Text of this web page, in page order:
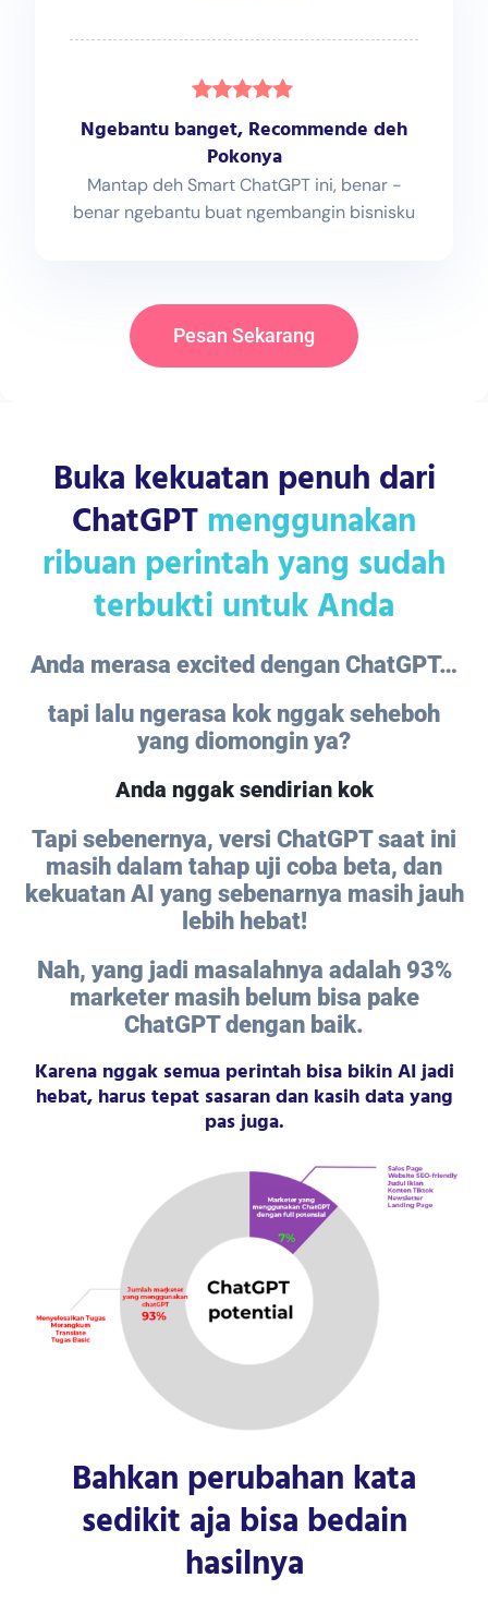
Ngebantu banget, Recommende deh
Pokonya
Mantap deh Smart ChatGPT ini, benar -
benar ngebantu buat ngembangin bisnisku
Pesan Sekarang
Buka kekuatan penuh dari
ChatGPTmenggunakan
ribuan perintah yang sudah
terbukti untuk Anda
Anda merasa excited dengan ChatGPT…
tapi lalu ngerasa kok nggak seheboh
yang diomongin ya?
Anda nggak sendirian kok
Tapi sebenernya, versi ChatGPT saat ini
masih dalam tahap uji coba beta, dan
kekuatan AI yang sebenarnya masih jauh
lebih hebat!
Nah, yang jadi masalahnya adalah 93%
marketer masih belum bisa pake
ChatGPT dengan baik.
Karena nggak semua perintah bisa bikin AI jadi
hebat, harus tepat sasaran dan kasih data yang
pas juga.
Bahkan perubahan kata
sedikit aja bisa bedain
hasilnya